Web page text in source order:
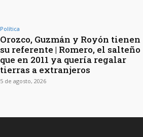
Política
Orozco, Guzmán y Royón tienen
su referente | Romero, el salteño
que en 2011 ya quería regalar
tierras a extranjeros
5 de agosto, 2026